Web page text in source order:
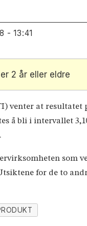
- 13:41
2 år eller eldre
venter at resultatet
å bli i intervallet
som
for de to